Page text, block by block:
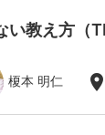
い教え方（
榎本 明仁 location_on